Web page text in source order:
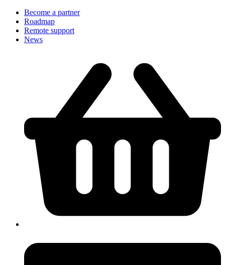
Become a partner
Roadmap
Remote support
News